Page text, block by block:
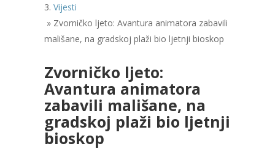
Vijesti
» Zvorničko ljeto: Avantura animatora zabavili
mališane, na gradskoj plaži bio ljetnji bioskop
Zvorničko ljeto:
Avantura animatora
zabavili mališane, na
gradskoj plaži bio ljetnji
bioskop